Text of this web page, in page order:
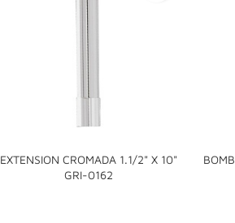
EXTENSION CROMADA 1.1/2" X 10"
GRI-0162
